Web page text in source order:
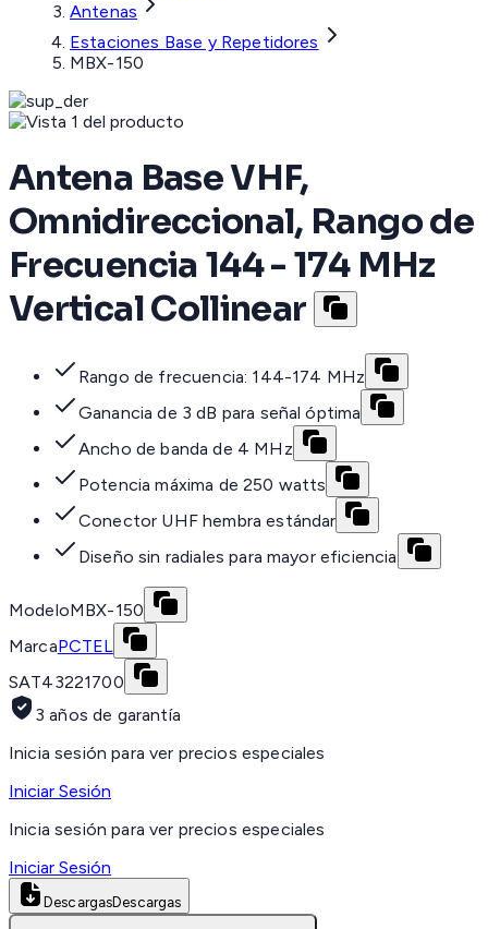
Antenas
Estaciones Base y Repetidores
MBX-150
Antena Base VHF,
Omnidireccional, Rango de
Frecuencia 144 - 174 MHz
Vertical Collinear
Rango de frecuencia: 144-174 MHz
Ganancia de 3 dB para señal óptima
Ancho de banda de 4 MHz
Potencia máxima de 250 watts
Conector UHF hembra estándar
Diseño sin radiales para mayor eficiencia
ModeloMBX-150
MarcaPCTEL
SAT43221700
3 años de garantía
Inicia sesión para ver precios especiales
Iniciar Sesión
Inicia sesión para ver precios especiales
Iniciar Sesión
DescargasDescargas